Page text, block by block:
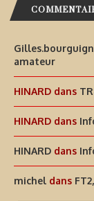
amateur
HINARD dans
HINARD dans
HINARD dans
michel dans